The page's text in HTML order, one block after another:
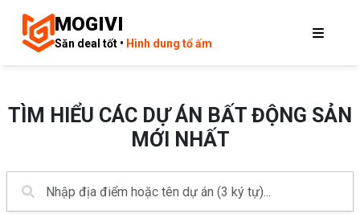
MOGIVI
Săn deal tốt • Hình dung tổ ấm
TÌM HIỂU CÁC DỰ ÁN BẤT ĐỘNG SẢN
MỚI NHẤT